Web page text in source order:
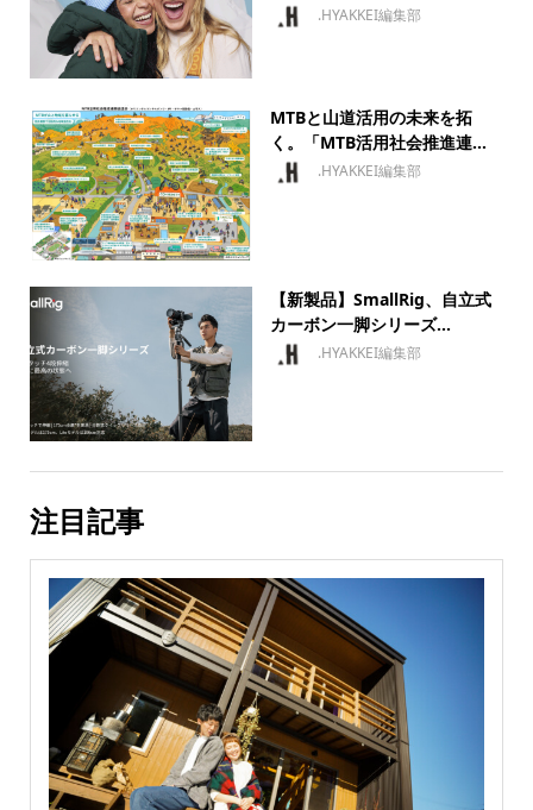
.HYAKKEI編集部
MTBと山道活用の未来を拓
く。「MTB活用社会推進連...
.HYAKKEI編集部
【新製品】SmallRig、自立式
カーボン一脚シリーズ...
.HYAKKEI編集部
注目記事